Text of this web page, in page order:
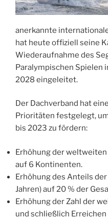
anerkannte
hat heute offiziell seine
Wiederaufnahme des
Paralympischen Spielen
2028 eingeleitet.
Der Dachverband hat
Prioritäten festgelegt,
bis 2023 zu fördern:
Erhöhung der
auf 6 Kontinenten.
Erhöhung des Anteils
Jahren) auf 20 % der
Erhöhung der Zahl der
und schließlich